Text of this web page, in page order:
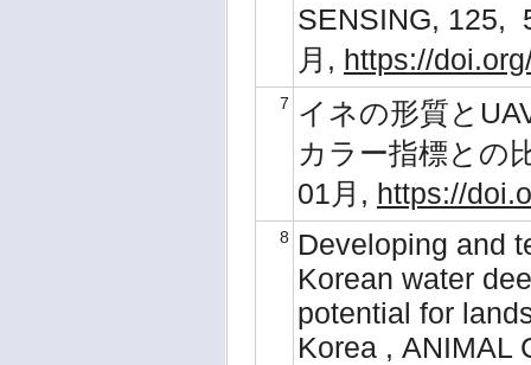
SENSING, 125,
月, https://
7
イネの形質と
カラー指標との
01月, https://
8
Developing and
Korean water
potential for
Korea , ANIMAL